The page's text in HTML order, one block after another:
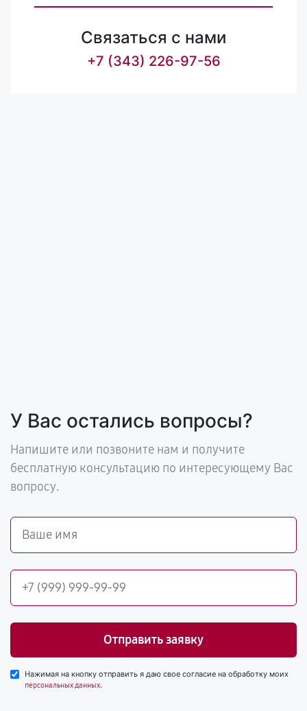
Связаться с нами
+7 (343) 226-97-56
У Вас остались вопросы?
Напишите или позвоните нам и получите
бесплатную консультацию по интересующему Вас
вопросу.
Отправить заявку
Нажимая на кнопку отправить я даю свое согласие на обработку моих
персональных данных.